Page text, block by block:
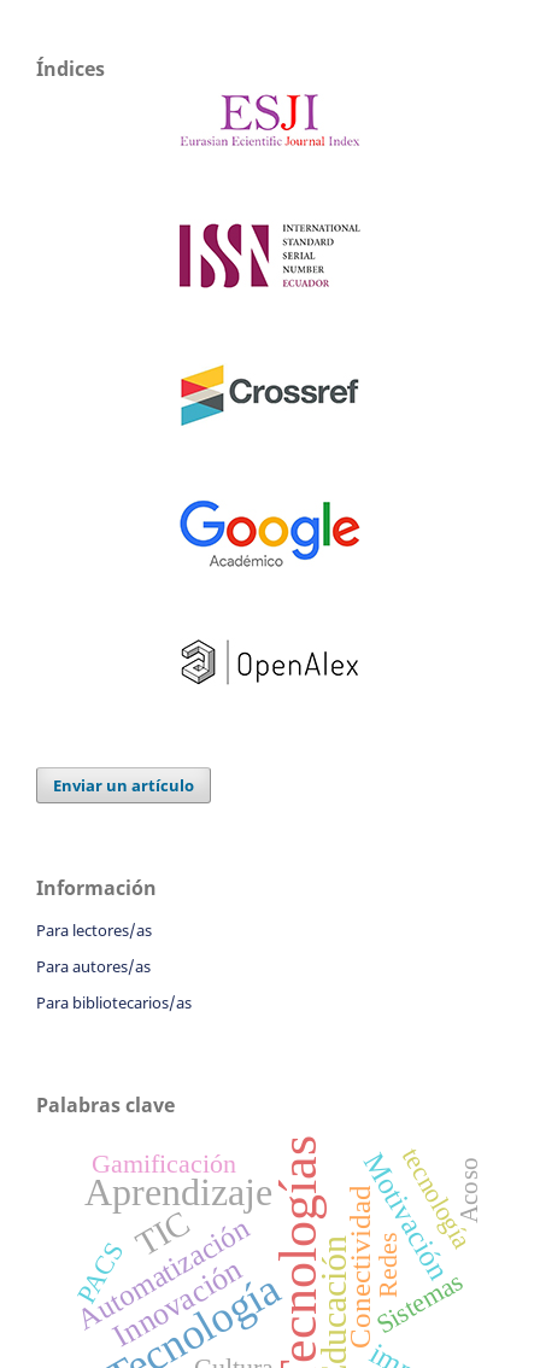
Índices
Enviar un artículo
Información
Para lectores/as
Para autores/as
Para bibliotecarios/as
Palabras clave
Tecnologías
Tecnología
Aprendizaje
Educación
TIC
Innovación ConectividadMotivación
Automatización Sistemas
tecnología
PACS Redes
Gamificación Acoso